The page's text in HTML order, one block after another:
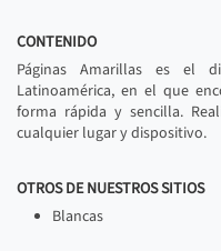
CONTENIDO
Páginas Amarillas es el
Latinoamérica, en el que
forma rápida y sencilla.
cualquier lugar y dispositivo.
OTROS DE NUESTROS SITIOS
Blancas